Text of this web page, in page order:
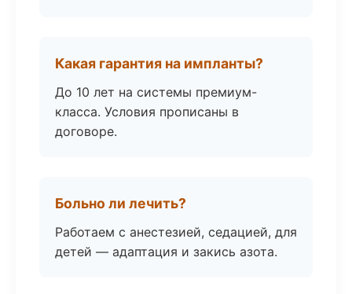
Какая гарантия на импланты?
До 10 лет на системы премиум-
класса. Условия прописаны в
договоре.
Больно ли лечить?
Работаем с анестезией, седацией, для
детей — адаптация и закись азота.